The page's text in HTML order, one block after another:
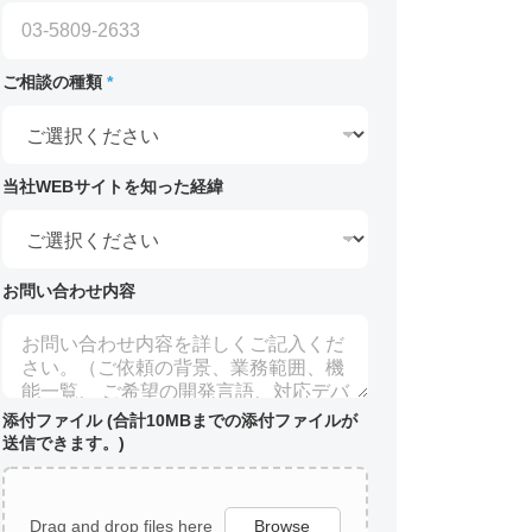
ご相談の種類 *
当社WEBサイトを知った経緯
お問い合わせ内容
添付ファイル (合計10MBまでの添付ファイルが
送信できます。)
Drag and drop files here
Browse